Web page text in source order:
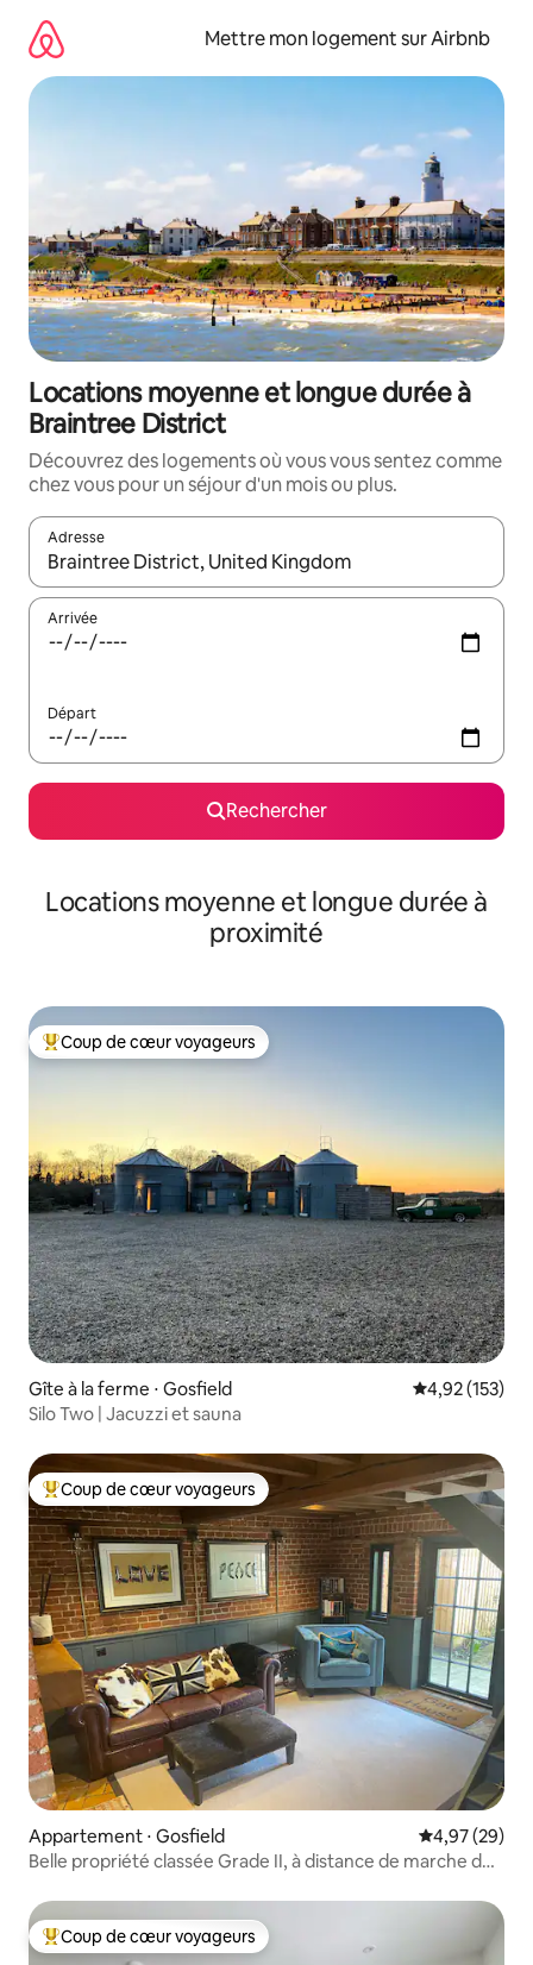
directement
contenu
Mettre mon logement sur Airbnb
Locations moyenne et longue durée à
Braintree District
Découvrez des logements où vous vous sentez comme
chez vous pour un séjour d'un mois ou plus.
Adresse
Lorsque les résultats s'affichent, utilisez les flèches vers le
Arrivée
Départ
Rechercher
Locations moyenne et longue durée à
proximité
Coups de cœur voyageurs les plus appréciés
Coup de cœur voyageurs
Gîte à la ferme ⋅ Gosfield Évaluation
4,92 (153)
Silo Two | Jacuzzi et sauna
Coups de cœur voyageurs les plus appréciés
Coup de cœur voyageurs
Appartement ⋅ Gosfield Évaluation
4,97 (29)
Belle propriété classée Grade II, à distance de marche de
Coups de cœur voyageurs les plus appréciés
Coup de cœur voyageurs